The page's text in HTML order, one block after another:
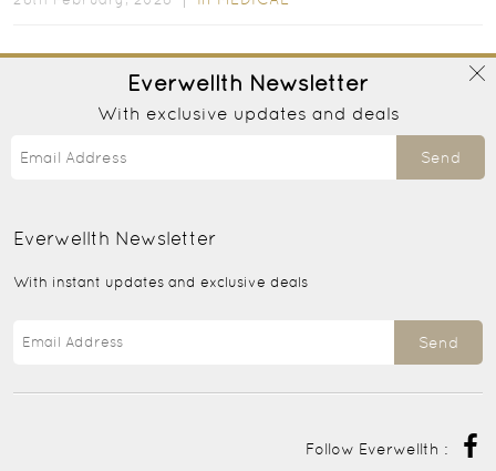
Everwellth Newsletter
With exclusive updates and deals
Send
Everwellth Newsletter
With instant updates and exclusive deals
Send
Follow Everwellth :